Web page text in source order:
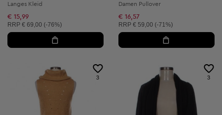
Langes Kleid
€ 15,99
Unverbindliche Preisempfehlung:
RRP € 69,00 (-76%)
Damen Pullover
€ 16,57
Unverbindliche Preisempfehlung:
RRP € 59,00 (-71%)
3 3